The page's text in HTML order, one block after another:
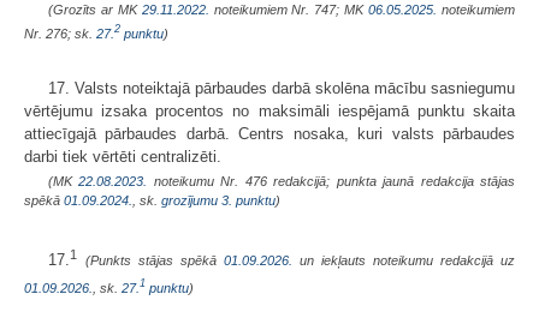
(Grozīts ar MK 29.11.2022. noteikumiem Nr. 747; MK06.05.2025. noteikumiem
Nr. 276; sk. 27. 2 punktu)
17. Valsts noteiktajā pārbaudes darbā skolēna mācību sasniegumu
vērtējumu izsaka procentos no maksimāli iespējamā punktu skaita
attiecīgajā pārbaudes darbā. Centrs nosaka, kuri valsts pārbaudes
darbi tiek vērtēti centralizēti.
(MK22.08.2023.
noteikumu Nr. 476 redakcijā; punkta jaunā redakcija stājas
spēkā 01.09.2024. , sk. grozījumu 3. punktu)
17.1 (Punkts stājas spēkā 01.09.2026. un iekļauts noteikumu redakcijā uz
01.09.2026.
, sk. 27. 1 punktu)